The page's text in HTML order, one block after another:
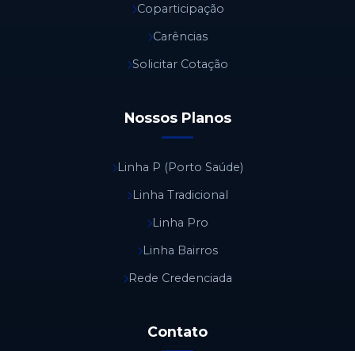
Coparticipação
Carências
Solicitar Cotação
Nossos Planos
Linha P (Porto Saúde)
Linha Tradicional
Linha Pro
Linha Bairros
Rede Credenciada
Contato